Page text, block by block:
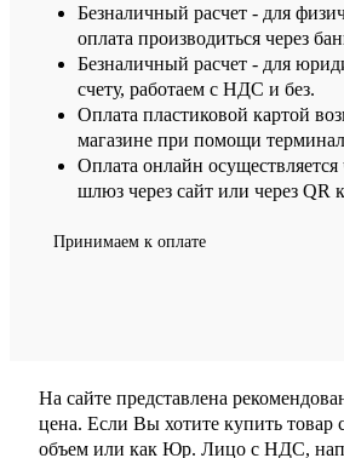
Безналичный расчет - для
оплата производиться через
Безналичный расчет - для
счету, работаем с НДС и без.
Оплата пластиковой картой
магазине при помощи
Оплата онлайн
шлюз через сайт или через QR
Принимаем к оплате
На сайте представлена
цена. Если Вы хотите купить товар
объем или как Юр. Лицо с НДС,